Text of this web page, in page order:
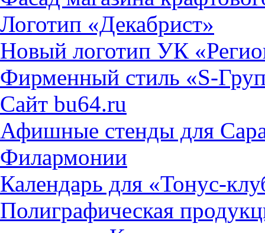
Логотип «Декабрист»
Новый логотип УК
Фирменный стиль «S-
Сайт bu64.ru
Афишные стенды для
Филармонии
Календарь для «Тонус-
Полиграфическая